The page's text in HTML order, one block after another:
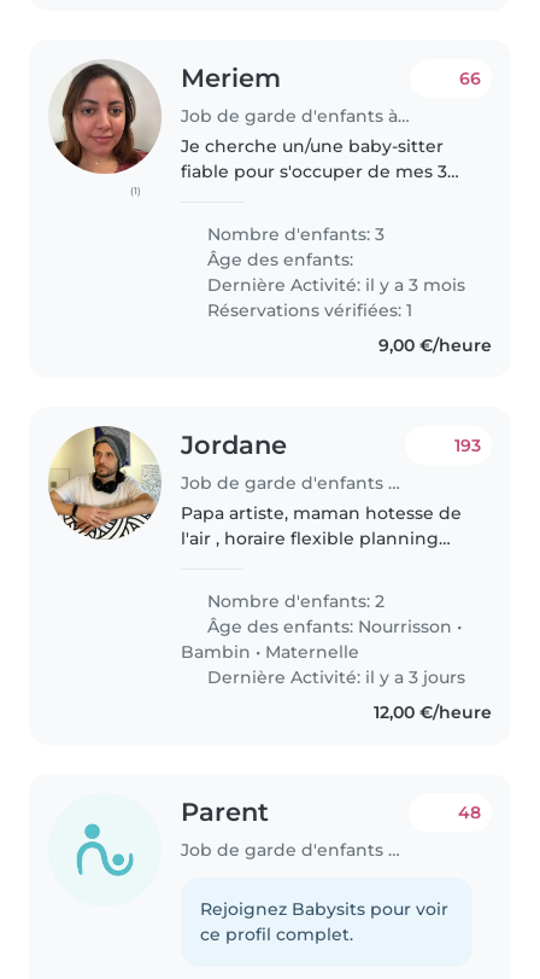
(1)
Meriem
Job de garde d'enfants à Puteaux
66
Je cherche un/une baby-sitter
fiable pour s'occuper de mes 3
peut venir chez moi pour assurer
la garde. Je suis la maman de 3
enfants. Garcon et 2..
Nombre d'enfants: 3
Âge des enfants:
Dernière Activité: il y a 3 mois
Réservations vérifiées: 1
9,00 €/heure
Jordane
Job de garde d'enfants à Puteaux
193
Papa artiste, maman hotesse de
l'air , horaire flexible planning
en pleine forme !! curieux et
rigolo on cherche la perle rare,
pro active pour..
Nombre d'enfants: 2
Âge des enfants: Nourrisson •
Bambin • Maternelle
Dernière Activité: il y a 3 jours
12,00 €/heure
Parent
Job de garde d'enfants à Puteaux
48
Rejoignez Babysits pour voir
ce profil complet.